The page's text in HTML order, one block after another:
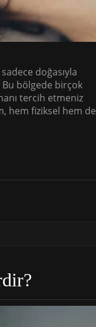
doğasıyla
bölgede birçok
tercih etmeniz
hem fiziksel hem de